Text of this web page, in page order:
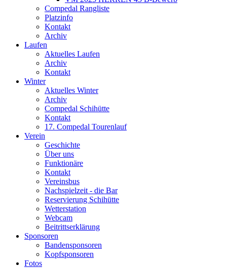
Compedal Rangliste
Platzinfo
Kontakt
Archiv
Laufen
Aktuelles Laufen
Archiv
Kontakt
Winter
Aktuelles Winter
Archiv
Compedal Schihütte
Kontakt
17. Compedal Tourenlauf
Verein
Geschichte
Über uns
Funktionäre
Kontakt
Vereinsbus
Nachspielzeit - die Bar
Reservierung Schihütte
Wetterstation
Webcam
Beitrittserklärung
Sponsoren
Bandensponsoren
Kopfsponsoren
Fotos